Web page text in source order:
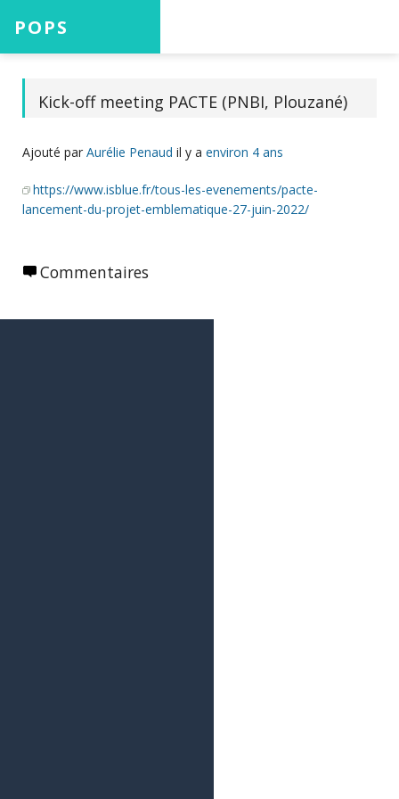
POPS
Projets
Kick-off meeting PACTE (PNBI, Plouzané)
Ajouté par Aurélie Penaud il y a environ 4 ans
https://www.isblue.fr/tous-les-evenements/pacte-
lancement-du-projet-emblematique-27-juin-2022/
Commentaires